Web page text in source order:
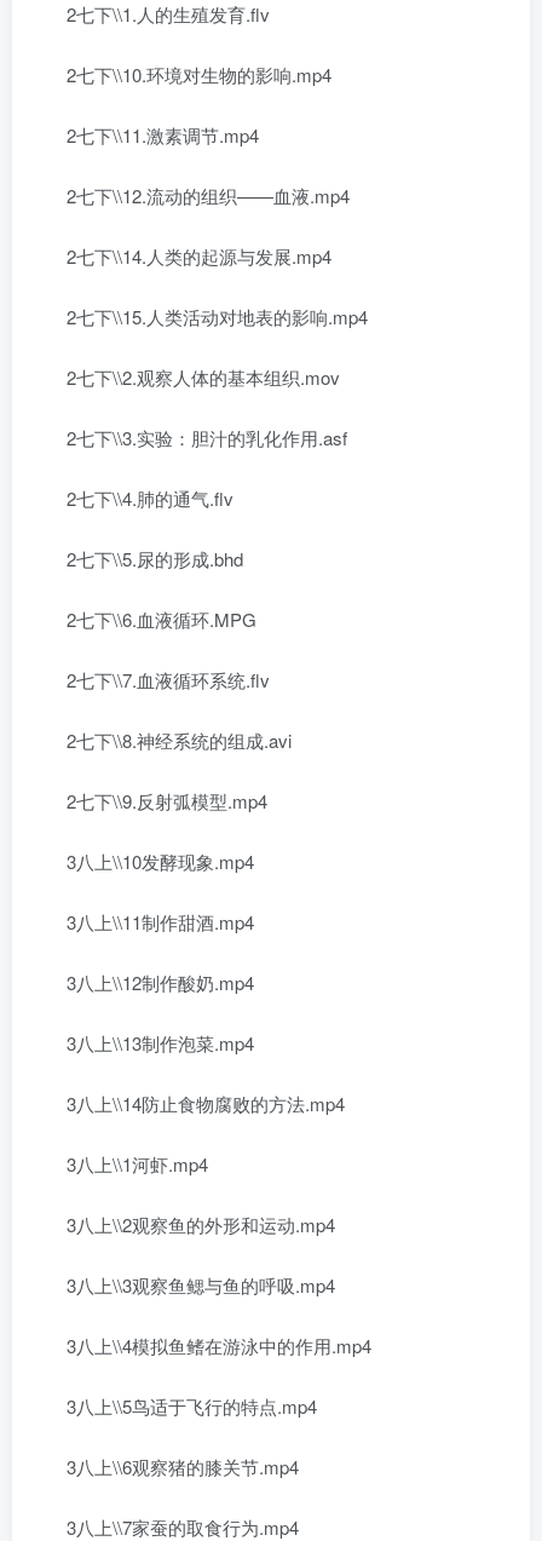
2七下\\1.人的生殖发育.flv
2七下\\10.环境对生物的影响.mp4
2七下\\11.激素调节.mp4
2七下\\12.流动的组织——血液.mp4
2七下\\14.人类的起源与发展.mp4
2七下\\15.人类活动对地表的影响.mp4
2七下\\2.观察人体的基本组织.mov
2七下\\3.实验：胆汁的乳化作用.asf
2七下\\4.肺的通气.flv
2七下\\5.尿的形成.bhd
2七下\\6.血液循环.MPG
2七下\\7.血液循环系统.flv
2七下\\8.神经系统的组成.avi
2七下\\9.反射弧模型.mp4
3八上\\10发酵现象.mp4
3八上\\11制作甜酒.mp4
3八上\\12制作酸奶.mp4
3八上\\13制作泡菜.mp4
3八上\\14防止食物腐败的方法.mp4
3八上\\1河虾.mp4
3八上\\2观察鱼的外形和运动.mp4
3八上\\3观察鱼鳃与鱼的呼吸.mp4
3八上\\4模拟鱼鳍在游泳中的作用.mp4
3八上\\5鸟适于飞行的特点.mp4
3八上\\6观察猪的膝关节.mp4
3八上\\7家蚕的取食行为.mp4